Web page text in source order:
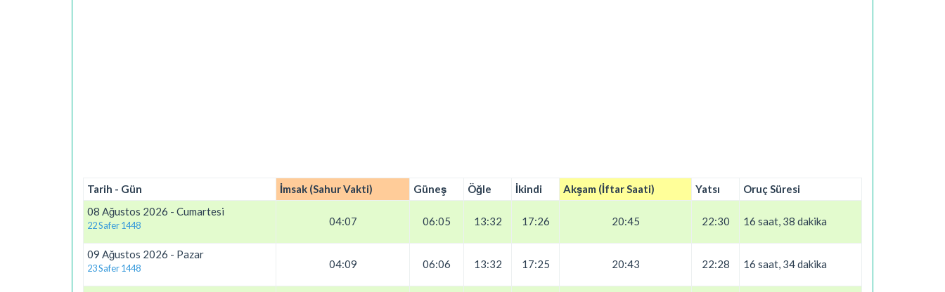
Tarih - Gün İmsak (Sahur Vakti) Güneş Öğle İkindi Akşam (İftar Saati) Yatsı
Oruç Süresi
08 Ağustos 2026 - Cumartesi
22 Safer 1448 04:07 06:05 13:32 17:26 20:45 22:30 16 saat, 38 dakika
09 Ağustos 2026 - Pazar
23 Safer 1448 04:09 06:06 13:32 17:25 20:43 22:28 16 saat, 34 dakika